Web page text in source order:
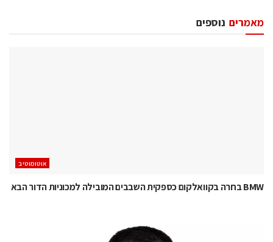
נוספים מאמרים
אוטומוטיב
BMW בחרה בקוואלקום כספקית השבבים המובילה למכוניות הדור הבא